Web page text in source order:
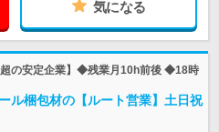
気になる
の安定企業】◆残業月10h前後 ◆18時
ル梱包材の【ルート営業】土日祝